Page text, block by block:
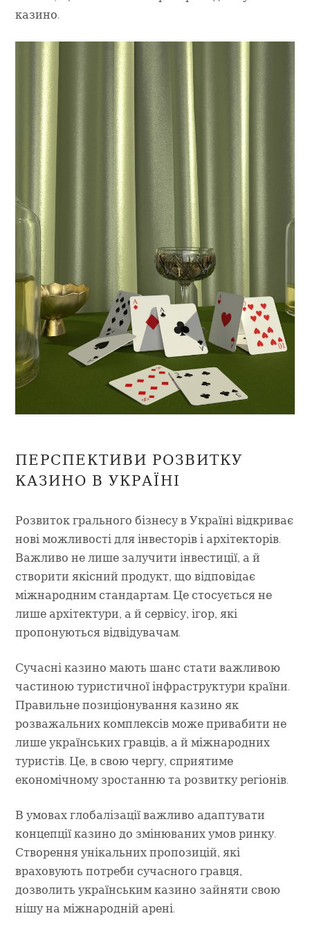
казино.
ПЕРСПЕКТИВИ РОЗВИТКУ
КАЗИНО В УКРАЇНІ
Розвиток грального бізнесу в Україні відкриває
нові можливості для інвесторів і архітекторів.
Важливо не лише залучити інвестиції, а й
створити якісний продукт, що відповідає
міжнародним стандартам. Це стосується не
лише архітектури, а й сервісу, ігор, які
пропонуються відвідувачам.
Сучасні казино мають шанс стати важливою
частиною туристичної інфраструктури країни.
Правильне позиціонування казино як
розважальних комплексів може привабити не
лише українських гравців, а й міжнародних
туристів. Це, в свою чергу, сприятиме
економічному зростанню та розвитку регіонів.
В умовах глобалізації важливо адаптувати
концепції казино до змінюваних умов ринку.
Створення унікальних пропозицій, які
враховують потреби сучасного гравця,
дозволить українським казино зайняти свою
нішу на міжнародній арені.